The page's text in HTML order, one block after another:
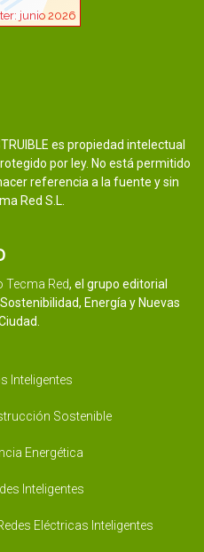
es propiedad intelectual
por ley. No está permitido
referencia a la fuente y sin
Red S.L.
Tecma Red, el grupo editorial
Energía y Nuevas
Inteligentes
Sostenible
Energética
Inteligentes
Eléctricas Inteligentes